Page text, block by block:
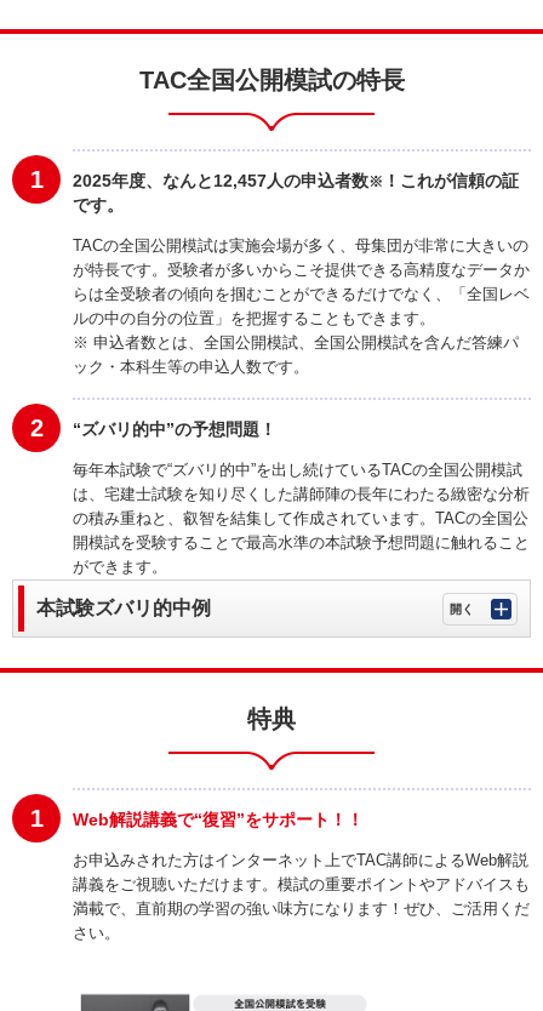
TAC全国公開模試の特長
1 2025年度、なんと12,457人の申込者数※ ！これが信頼の証
です。
TACの全国公開模試は実施会場が多く、母集団が非常に大きいの
が特長です。受験者が多いからこそ提供できる高精度なデータか
らは全受験者の傾向を掴むことができるだけでなく、「全国レベ
ルの中の自分の位置」を把握することもできます。
※ 申込者数とは、全国公開模試、全国公開模試を含んだ答練パ
ック・本科生等の申込人数です。
2 “ズバリ的中”の予想問題！
毎年本試験で“ズバリ的中”を出し続けているTACの全国公開模試
は、宅建士試験を知り尽くした講師陣の長年にわたる緻密な分析
の積み重ねと、叡智を結集して作成されています。TACの全国公
開模試を受験することで最高水準の本試験予想問題に触れること
ができます。
本試験ズバリ的中例
特典
1 Web解説講義で“復習”をサポート！！
お申込みされた方はインターネット上でTAC講師によるWeb解説
講義をご視聴いただけます。模試の重要ポイントやアドバイスも
満載で、直前期の学習の強い味方になります！ぜひ、ご活用くだ
さい。